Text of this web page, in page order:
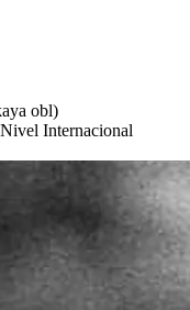
obl)
Internacional